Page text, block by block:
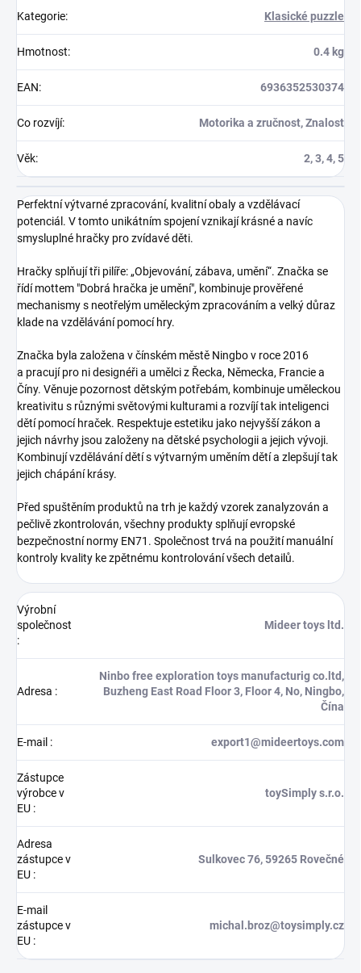
Kategorie: Klasické puzzle
Hmotnost: 0.4 kg
EAN: 6936352530374
Co rozvíjí: Motorika a zručnost, Znalost
Věk: 2, 3, 4, 5
Perfektní výtvarné zpracování, kvalitní obaly a vzdělávací
potenciál. V tomto unikátním spojení vznikají krásné a navíc
smysluplné hračky pro zvídavé děti.
Hračky splňují tři pilíře: „Objevování, zábava, umění“. Značka se
řídí mottem "Dobrá hračka je umění", kombinuje prověřené
mechanismy s neotřelým uměleckým zpracováním a velký důraz
klade na vzdělávání pomocí hry.
Značka byla založena v čínském městě Ningbo v roce 2016
a pracují pro ni designéři a umělci z Řecka, Německa, Francie a
Číny. Věnuje pozornost dětským potřebám, kombinuje uměleckou
kreativitu s různými světovými kulturami a rozvíjí tak inteligenci
dětí pomocí hraček. Respektuje estetiku jako nejvyšší zákon a
jejich návrhy jsou založeny na dětské psychologii a jejich vývoji.
Kombinují vzdělávání dětí s výtvarným uměním dětí a zlepšují tak
jejich chápání krásy.
Před spuštěním produktů na trh je každý vzorek zanalyzován a
pečlivě zkontrolován, všechny produkty splňují evropské
bezpečnostní normy EN71. Společnost trvá na použití manuální
kontroly kvality ke zpětnému kontrolování všech detailů.
Výrobní
společnost
:
Mideer toys ltd.
Adresa :
Ninbo free exploration toys manufacturig co.ltd,
Buzheng East Road Floor 3, Floor 4, No, Ningbo,
Čína
E-mail : export1@mideertoys.com
Zástupce
výrobce v
EU :
toySimply s.r.o.
Adresa
zástupce v
EU :
Sulkovec 76, 59265 Rovečné
E-mail
zástupce v
EU :
michal.broz@toysimply.cz